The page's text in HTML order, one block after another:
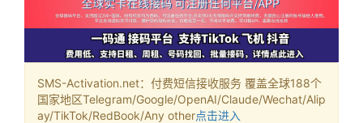
SMS-Activation.net：付费短信接收服务 覆盖全球188个
国家地区Telegram/Google/OpenAI/Claude/Wechat/Alip
ay/TikTok/RedBook/Any other点击进入